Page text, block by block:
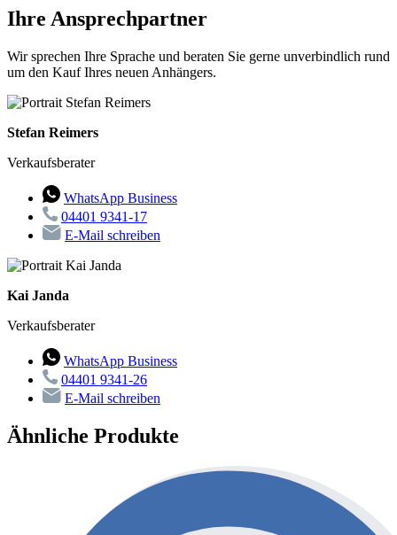
Ihre Ansprechpartner
Wir sprechen Ihre Sprache und beraten Sie gerne unverbindlich rund
um den Kauf Ihres neuen Anhängers.
Stefan Reimers
Verkaufsberater
WhatsApp Business
04401 9341-17
E-Mail schreiben
Kai Janda
Verkaufsberater
WhatsApp Business
04401 9341-26
E-Mail schreiben
Ähnliche Produkte